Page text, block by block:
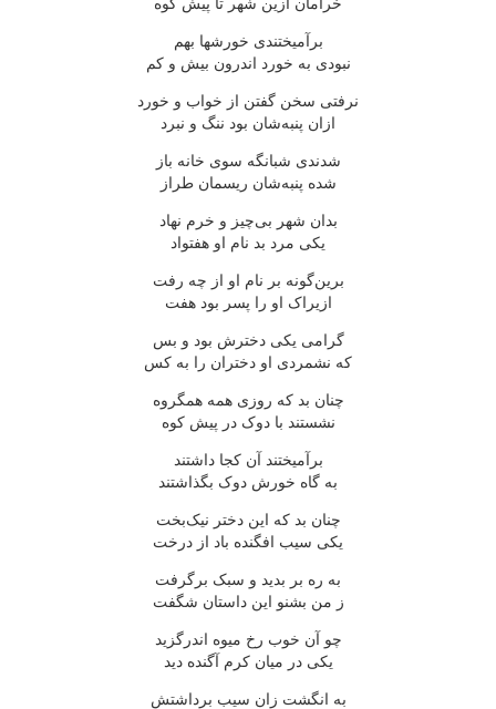
برآمیختندی خورشها بهم
نبودی به خورد اندرون بیش و کم
نرفتی سخن گفتن از خواب و خورد
ازان پنبه‌شان بود ننگ و نبرد
شدندی شبانگه سوی خانه باز
شده پنبه‌شان ریسمان طراز
بدان شهر بی‌چیز و خرم نهاد
یکی مرد بد نام او هفتواد
برین‌گونه بر نام او از چه رفت
ازیراک او را پسر بود هفت
گرامی یکی دخترش بود و بس
که نشمردی او دختران را به کس
چنان بد که روزی همه همگروه
نشستند با دوک در پیش کوه
برآمیختند آن کجا داشتند
به گاه خورش دوک بگذاشتند
چنان بد که این دختر نیک‌بخت
یکی سیب افگنده باد از درخت
به ره بر بدید و سبک برگرفت
ز من بشنو این داستان شگفت
چو آن خوب رخ میوه اندرگزید
یکی در میان کرم آگنده دید
به انگشت زان سیب برداشتش